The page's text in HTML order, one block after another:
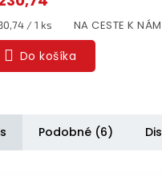
NA CESTE K NÁM
/ 1 ks
Do košíka
Podobné (6)